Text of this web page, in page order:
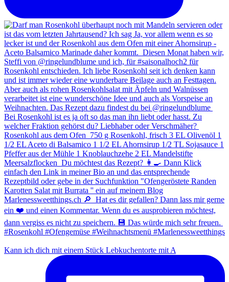
Kann ich dich mit einem Stück Lebkuchentorte mit A